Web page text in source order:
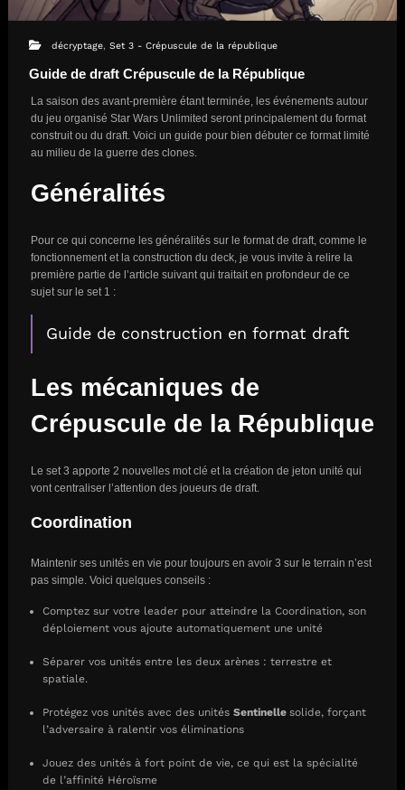
décryptage, Set 3 - Crépuscule de la république
Guide de draft Crépuscule de la République
La saison des avant-première étant terminée, les événements autour
du jeu organisé Star Wars Unlimited seront principalement du format
construit ou du draft. Voici un guide pour bien débuter ce format limité
au milieu de la guerre des clones.
Généralités
Pour ce qui concerne les généralités sur le format de draft, comme le
fonctionnement et la construction du deck, je vous invite à relire la
première partie de l’article suivant qui traitait en profondeur de ce
sujet sur le set 1 :
Guide de construction en format draft
Les mécaniques de
Crépuscule de la République
Le set 3 apporte 2 nouvelles mot clé et la création de jeton unité qui
vont centraliser l’attention des joueurs de draft.
Coordination
Maintenir ses unités en vie pour toujours en avoir 3 sur le terrain n’est
pas simple. Voici quelques conseils :
Comptez sur votre leader pour atteindre la Coordination, son
déploiement vous ajoute automatiquement une unité
Séparer vos unités entre les deux arènes : terrestre et
spatiale.
Protégez vos unités avec des unités Sentinelle solide, forçant
l’adversaire à ralentir vos éliminations
Jouez des unités à fort point de vie, ce qui est la spécialité
de l’affinité Héroïsme